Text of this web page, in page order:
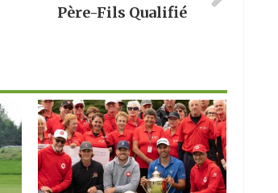
Père-Fils Qualifié